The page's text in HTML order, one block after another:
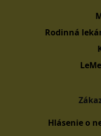
Rodinná
Hlásenie o